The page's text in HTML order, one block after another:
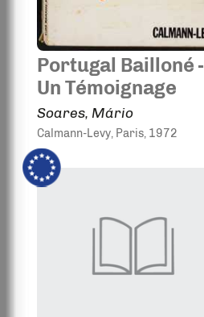
Portugal Bailloné -
Un Témoignage
Soares, Mário
Calmann-Levy, Paris, 1972